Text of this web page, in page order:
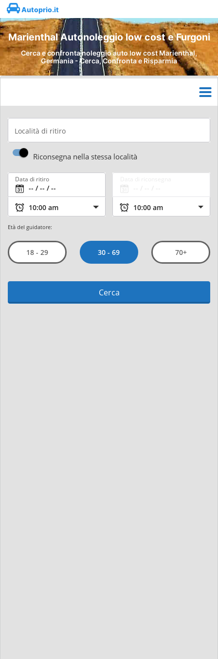
Autoprio.it
Marienthal Autonoleggio low cost e Furgoni
Cerca e confronta noleggio auto low cost Marienthal,
Germania - Cerca, Confronta e Risparmia
Località di ritiro
Riconsegna nella stessa località
Data di ritiro
Età del guidatore:
18 - 29 30 - 69 70+
Cerca